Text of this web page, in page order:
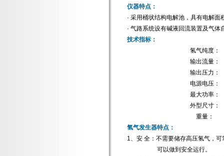
仪器特点：
· 采用桶状结构电解池，具有电解
· 气路系统设有碱液回流装置及气体
技术指标：
氢气纯度：
输出流量：
输出压力：
电源电压：
最大功率：
外型尺寸：
重量：
氢气发生器特点：
1、安 全：不需要储存高压氢气，
可以做到安全运行。